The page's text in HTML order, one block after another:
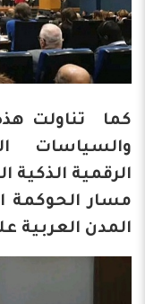
كما تناولت هذه
والسياسات
‏الرقمية الذكية
مسار الحوكمة
المدن العربية